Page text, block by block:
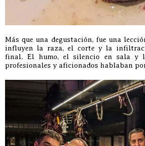
Más que una degustación, fue una
influyen la raza, el corte y la
final. El humo, el silencio en sala y
profesionales y aficionados hablaban